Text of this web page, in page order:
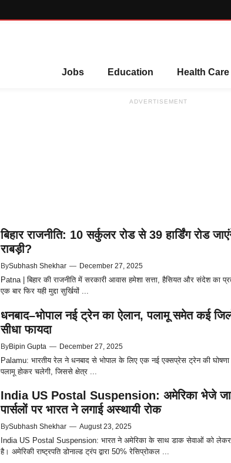
Jobs Education Health Care
ADVERTISEMENT
बिहार राजनीति: 10 सर्कुलर रोड से 39 हार्डिंग रोड
राबड़ी?
BySubhash Shekhar — December 27, 2025
Patna | बिहार की राजनीति में सरकारी आवास हमेशा सत्ता, हैसियत और संदेश का
एक बार फिर यही मुद्दा सुर्खियों ...
धनबाद–भोपाल नई ट्रेन का ऐलान, पलामू समेत कई
सीधा फायदा
ByBipin Gupta — December 27, 2025
Palamu: भारतीय रेल ने धनबाद से भोपाल के लिए एक नई एक्सप्रेस ट्रेन की
पलामू होकर चलेगी, जिससे क्षेत्र ...
India US Postal Suspension: अमेरिका भेजे
पार्सलों पर भारत ने लगाई अस्थायी रोक
BySubhash Shekhar — August 23, 2025
India US Postal Suspension: भारत ने अमेरिका के साथ डाक सेवाओं को लेकर
है। अमेरिकी राष्ट्रपति डोनाल्ड ट्रंप द्वारा 50% रेसिप्रोकल ...